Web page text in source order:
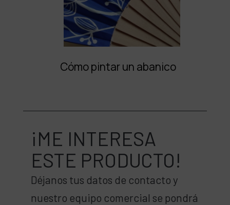
Cómo pintar un abanico
¡ME INTERESA
ESTE PRODUCTO!
Déjanos tus datos de contacto y
nuestro equipo comercial se pondrá